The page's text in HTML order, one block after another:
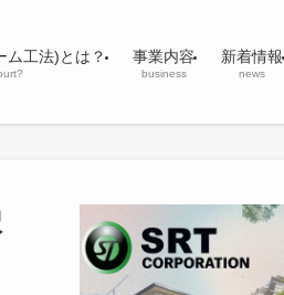
ム工法)とは？ 事業内容
business
新着情報
news